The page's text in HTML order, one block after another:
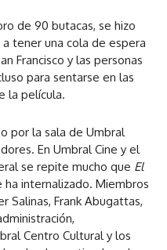
de 90 butacas, se hizo
tener una cola de espera
Francisco y las personas
para sentarse en las
la película.
por la sala de Umbral
En Umbral Cine y el
se repite mucho que El
ha internalizado. Miembros
Salinas, Frank Abugattas,
Centro Cultural y los